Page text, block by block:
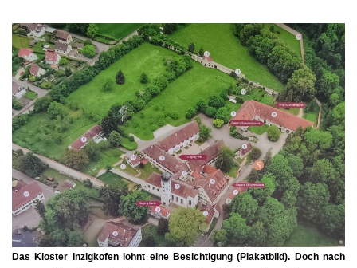
Das Kloster Inzigkofenlohnt eine Besichtigung (Plakatbild). Doch nach